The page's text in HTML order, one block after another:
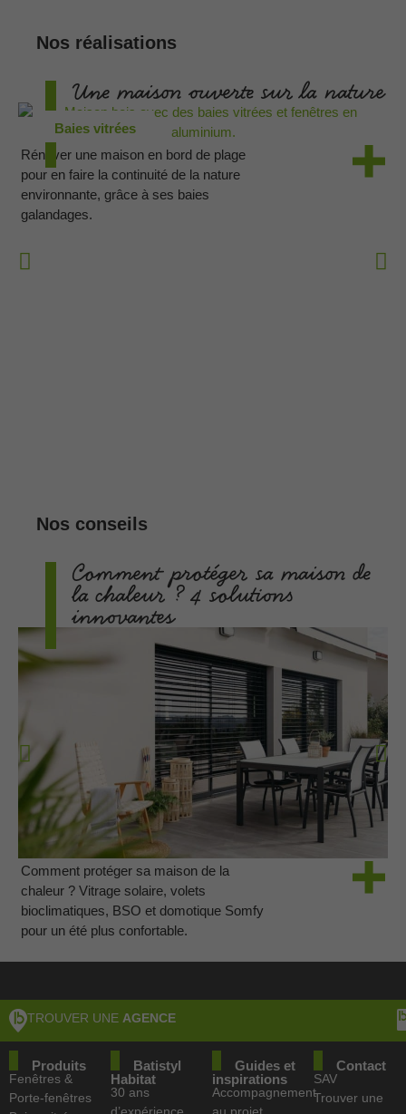
Nos réalisations
Une maison ouverte sur la nature
Baies vitrées
Rénover une maison en bord de plage
pour en faire la continuité de la nature
environnante, grâce à ses baies
galandages.
Nos conseils
Comment protéger sa maison de
la chaleur ? 4 solutions
innovantes
Comment protéger sa maison de la
chaleur ? Vitrage solaire, volets
bioclimatiques, BSO et domotique Somfy
pour un été plus confortable.
TROUVER UNE AGENCE
Produits
Fenêtres &
Porte-fenêtres
Batistyl
Habitat
30 ans
Guides et
inspirations
Accompagnement
Contact
SAV
Trouver une